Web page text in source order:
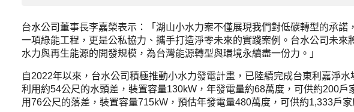
台水公司董事長李嘉榮表示：「湖山小水力案不僅展現我們對低碳轉型的承
一項綠能工程，更是公私協力、攜手打造淨零未來的實踐案例。台水公司未
水力與再生能源的開發規模，為台灣能源轉型與環境永續盡一份力。」
自2022年以來，台水公司積極推動小水力發電計畫，已陸續完成台東利嘉淨
利用約54公尺的水頭差，裝置容量130kW，年發電量約68萬度，可供約200戶
用76公尺的落差，裝置容量715kW，預估年發電量480萬度，可供約1,333戶